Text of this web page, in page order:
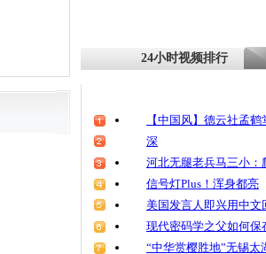
24小时视频排行
【中国风】德云社孟
深
河北无腿老兵马三小：
信号灯Plus！浑身都亮
美国发言人即兴用中文
现代密码学之父如何
“中华赏樱胜地”无锡